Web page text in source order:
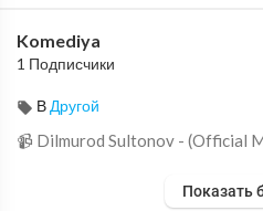
Komediya
1 Подписчики
В Другой
📹 Dilmurod Sultonov - (Official
Показать